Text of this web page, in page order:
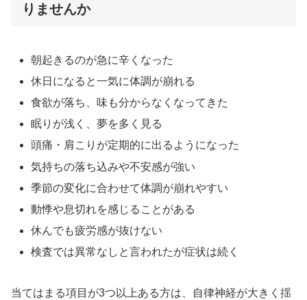
りませんか
朝起きるのが急に辛くなった
休日になると一気に体調が崩れる
食欲が落ち、味も分からなくなってきた
眠りが浅く、夢を多く見る
頭痛・肩こりが定期的に出るようになった
気持ちの落ち込みや不安感が強い
季節の変化に合わせて体調が崩れやすい
動悸や息切れを感じることがある
休んでも疲労感が抜けない
検査では異常なしと言われたが症状は続く
当てはまる項目が3つ以上ある方は、自律神経が大きく揺